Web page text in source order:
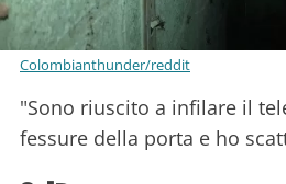
Colombianthunder/reddit
"Sono riuscito a infilare il
fessure della porta e ho